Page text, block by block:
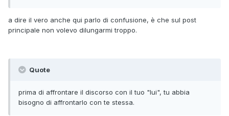
a dire il vero anche qui parlo di confusione, è che sul post
principale non volevo dilungarmi troppo.
Quote
prima di affrontare il discorso con il tuo "lui", tu abbia
bisogno di affrontarlo con te stessa.